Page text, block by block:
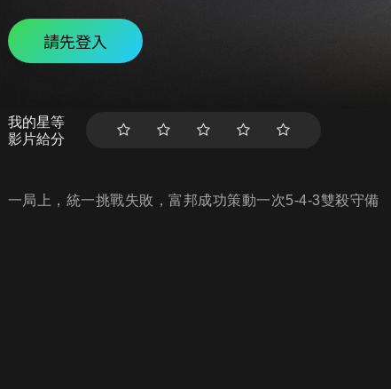
請先登入
我的星等
影片給分
一局上，統一挑戰失敗，富邦成功策動一次5-4-3雙殺守備